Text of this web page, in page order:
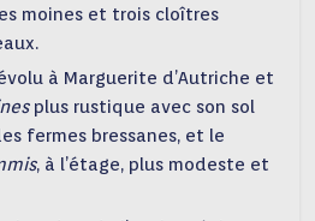
©FBereziat ©Ain tourisme
moines et trois cloîtres
à Marguerite d’Autriche et
plus rustique avec son sol
fermes bressanes, et le
, à l’étage, plus modeste et